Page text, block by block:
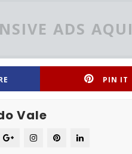
ADS AQUI
PIN IT
Vale